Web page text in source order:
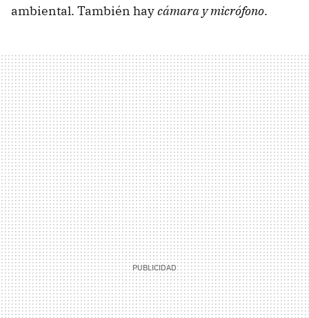
ambiental. También haycámara y micrófono.